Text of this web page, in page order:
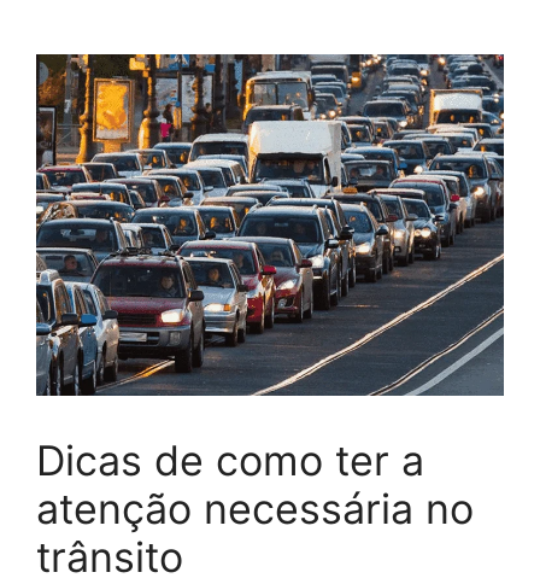
Dicas de como ter a
atenção necessária no
trânsito